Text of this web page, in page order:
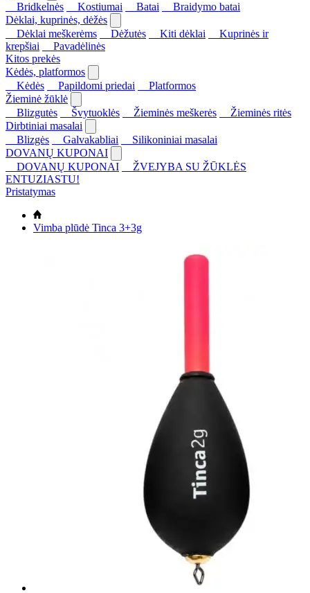
Bridkelnės
Kostiumai Batai
Braidymo batai
Dėklai, kuprinės, dėžės
Dėklai meškerėms
Dėžutės Kiti dėklai
Kuprinės ir
krepšiai
Pavadėlinės
Kitos prekės
Kėdės, platformos
Kėdės
Papildomi priedai
Platformos
Žieminė žūklė
Blizgutės
Švytuoklės Žieminės meškerės
Žieminės ritės
Dirbtiniai masalai
Blizgės
Galvakabliai
Silikoniniai masalai
DOVANŲ KUPONAI
DOVANŲ KUPONAI
ŽVEJYBA SU ŽŪKLĖS
ENTUZIASTU!
Pristatymas
Vimba plūdė Tinca 3+3g